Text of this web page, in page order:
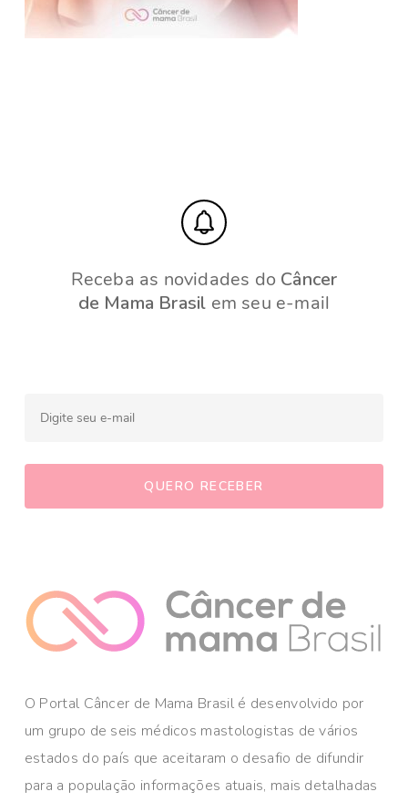
Receba as novidades do Câncer
de Mama Brasil em seu e-mail
O Portal Câncer de Mama Brasil é desenvolvido por
um grupo de seis médicos mastologistas de vários
estados do país que aceitaram o desafio de difundir
para a população informações atuais, mais detalhadas